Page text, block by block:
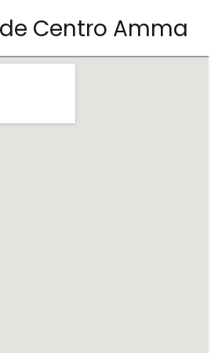
Centro Amma